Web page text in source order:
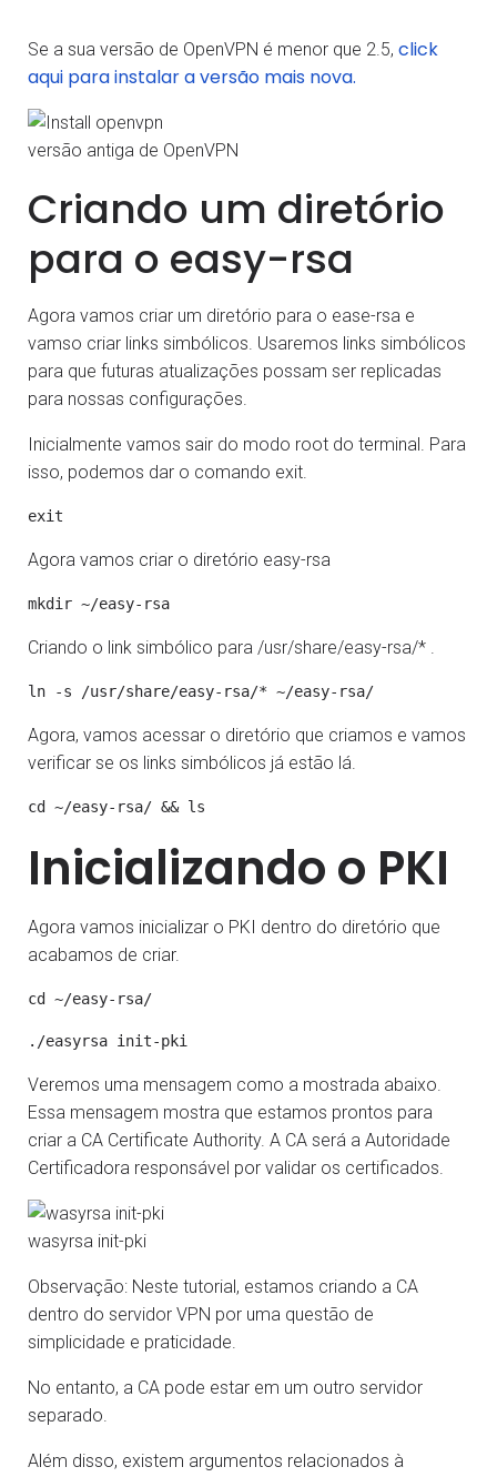
Se a sua versão de OpenVPN é menor que 2.5, click
aqui para instalar a versão mais nova.
versão antiga de OpenVPN
Criando um diretório
para o easy-rsa
Agora vamos criar um diretório para o ease-rsa e
vamso criar links simbólicos. Usaremos links simbólicos
para que futuras atualizações possam ser replicadas
para nossas configurações.
Inicialmente vamos sair do modo root do terminal. Para
isso, podemos dar o comando exit.
Agora vamos criar o diretório easy-rsa
Criando o link simbólico para /usr/share/easy-rsa/* .
Agora, vamos acessar o diretório que criamos e vamos
verificar se os links simbólicos já estão lá.
Inicializando o PKI
Agora vamos inicializar o PKI dentro do diretório que
acabamos de criar.
Veremos uma mensagem como a mostrada abaixo.
Essa mensagem mostra que estamos prontos para
criar a CA Certificate Authority. A CA será a Autoridade
Certificadora responsável por validar os certificados.
wasyrsa init-pki
Observação: Neste tutorial, estamos criando a CA
dentro do servidor VPN por uma questão de
simplicidade e praticidade.
No entanto, a CA pode estar em um outro servidor
separado.
Além disso, existem argumentos relacionados à